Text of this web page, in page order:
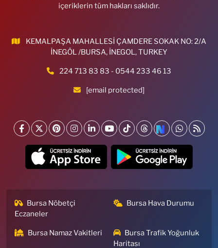
içeriklerin tüm hakları saklıdır.
KEMALPAŞA MAHALLESİ ÇAMDERE SOKAK NO: 2/A
İNEGÖL /BURSA, İNEGOL, TURKEY
224 713 83 83 - 0544 233 46 13
[email protected]
Bursa Nöbetçi
Eczaneler
Bursa Hava Durumu
Bursa Namaz Vakitleri
Bursa Trafik Yoğunluk
Haritası